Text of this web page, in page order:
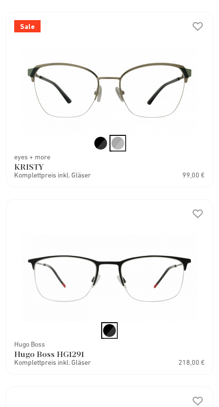
Sale
eyes + more
KRISTY
Komplettpreis inkl. Gläser 99,00 €
Hugo Boss
Hugo Boss HG1291
Komplettpreis inkl. Gläser 218,00 €